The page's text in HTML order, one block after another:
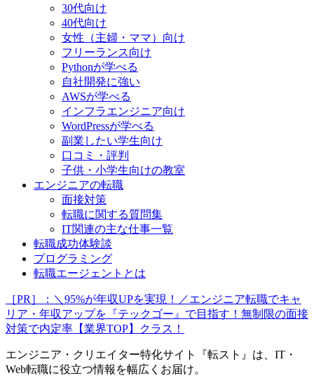
30代向け
40代向け
女性（主婦・ママ）向け
フリーランス向け
Pythonが学べる
自社開発に強い
AWSが学べる
インフラエンジニア向け
WordPressが学べる
副業したい学生向け
口コミ・評判
子供・小学生向けの教室
エンジニアの転職
面接対策
転職に関する質問集
IT関連の主な仕事一覧
転職成功体験談
プログラミング
転職エージェントとは
［PR］：＼95%が年収UPを実現！／エンジニア転職でキャ
リア・年収アップを『テックゴー』で目指す！無制限の面接
対策で内定率【業界TOP】クラス！
エンジニア・クリエイター特化サイト『転スト』は、IT・
Web転職に役立つ情報を幅広くお届け。